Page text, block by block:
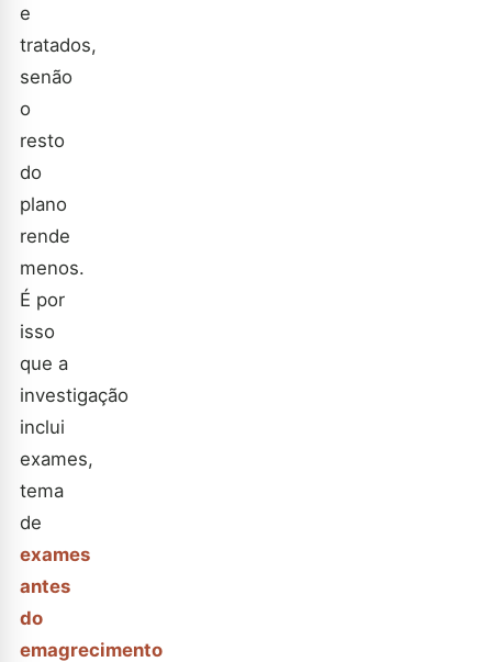
e
tratados,
senão
o
resto
do
plano
rende
menos.
É por
isso
que a
investigação
inclui
exames,
tema
de
exames
antes
do
emagrecimento